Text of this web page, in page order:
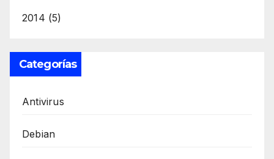
2014 (5)
Categorías
Antivirus
Debian